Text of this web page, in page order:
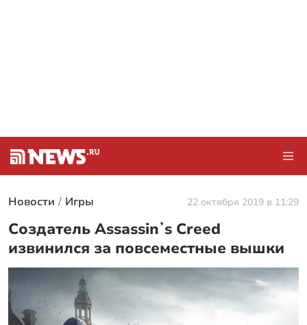
Новости Игры 22 октября 2019 в 11:29
Создатель Assassinʼs Creed
извинился за повсеместные вышки